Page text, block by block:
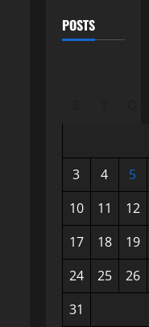
POSTS
3 4
5
10
11
12
17
18
19
24
25
26
31